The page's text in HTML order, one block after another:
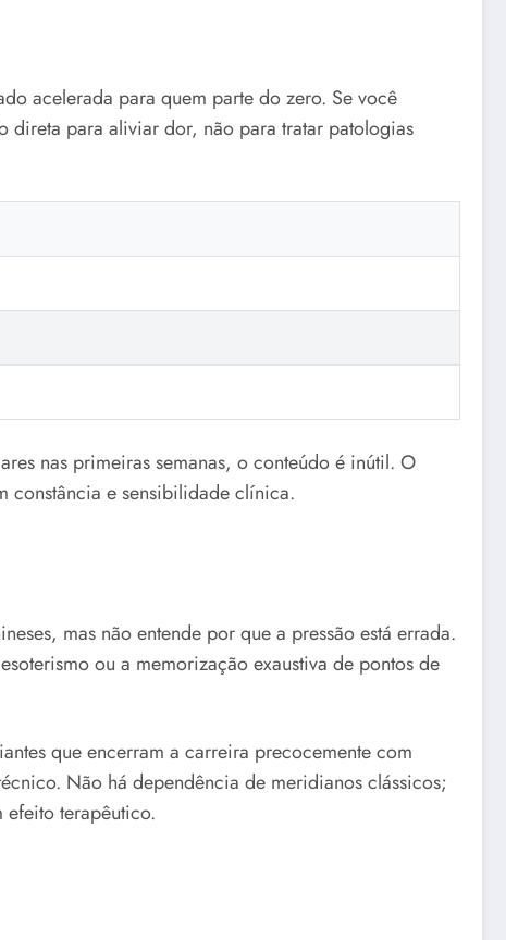
acelerada para quem parte do zero. Se você
direta para aliviar dor, não para tratar patologias
nas primeiras semanas, o conteúdo é inútil. O
constância e sensibilidade clínica.
mas não entende por que a pressão está errada.
ou a memorização exaustiva de pontos de
que encerram a carreira precocemente com
Não há dependência de meridianos clássicos;
efeito terapêutico.